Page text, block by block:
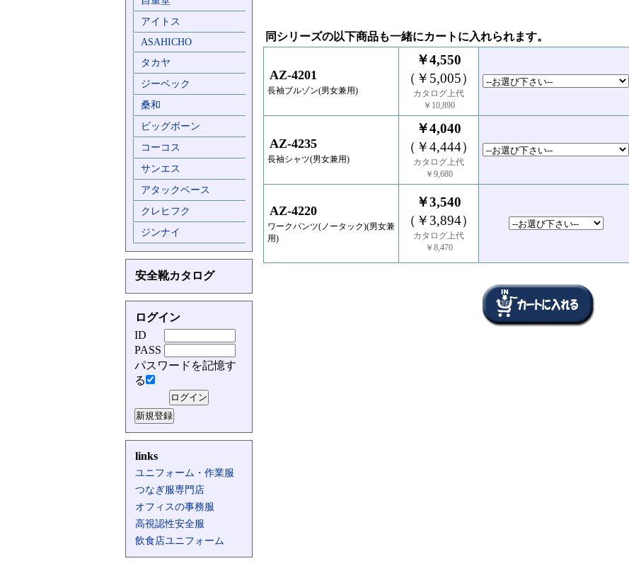
アイトス
ASAHICHO
タカヤ
ジーベック
桑和
ビッグボーン
コーコス
サンエス
アタックベース
クレヒフク
ジンナイ
安全靴カタログ
ログイン
ID
PASS
パスワードを記憶す
る
links
ユニフォーム・作業服
つなぎ服専門店
オフィスの事務服
高視認性安全服
飲食店ユニフォーム
同シリーズの以下商品も一緒にカートに入れられます。
AZ-4201
長袖ブルゾン(男女兼用)
￥4,550
（￥5,005）
カタログ上代
￥10,890
AZ-4235
長袖シャツ(男女兼用)
￥4,040
（￥4,444）
カタログ上代
￥9,680
AZ-4220
ワークパンツ(ノータック)(男女兼
用)
￥3,540
（￥3,894）
カタログ上代
￥8,470